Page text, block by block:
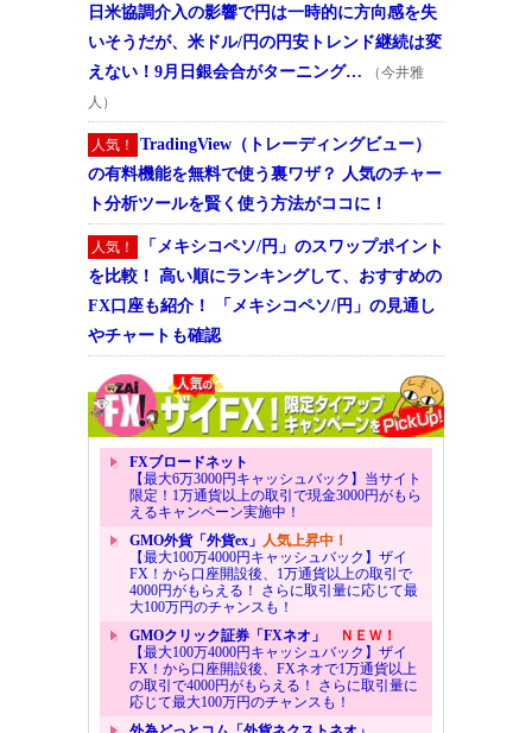
日米協調介入の影響で円は一時的に方向感を失
いそうだが、米ドル/円の円安トレンド継続は変
えない！9月日銀会合がターニング…
（今井雅
人）
人気！
TradingView（トレーディングビュー）
の有料機能を無料で使う裏ワザ？ 人気のチャー
ト分析ツールを賢く使う方法がココに！
人気！
「メキシコペソ/円」のスワップポイント
を比較！ 高い順にランキングして、おすすめの
FX口座も紹介！ 「メキシコペソ/円」の見通し
やチャートも確認
FXブロードネット
【最大6万3000円キャッシュバック】当サイト
限定！1万通貨以上の取引で現金3000円がもら
えるキャンペーン実施中！
GMO外貨「外貨ex」 人気上昇中！
【最大100万4000円キャッシュバック】ザイ
FX！から口座開設後、1万通貨以上の取引で
4000円がもらえる！ さらに取引量に応じて最
大100万円のチャンスも！
GMOクリック証券「FXネオ」
ＮＥＷ！
【最大100万4000円キャッシュバック】ザイ
FX！から口座開設後、FXネオで1万通貨以上
の取引で4000円がもらえる！ さらに取引量に
応じて最大100万円のチャンスも！